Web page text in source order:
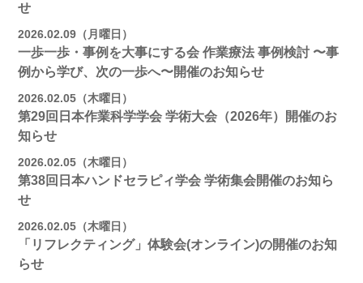
せ
2026.02.09（月曜日）
一歩一歩・事例を大事にする会 作業療法 事例検討 〜事
例から学び、次の一歩へ〜開催のお知らせ
2026.02.05（木曜日）
第29回日本作業科学学会 学術大会（2026年）開催のお
知らせ
2026.02.05（木曜日）
第38回日本ハンドセラピィ学会 学術集会開催のお知ら
せ
2026.02.05（木曜日）
「リフレクティング」体験会(オンライン)の開催のお知
らせ